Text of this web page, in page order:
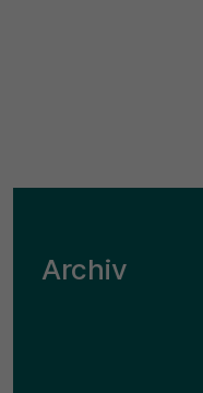
Archiv